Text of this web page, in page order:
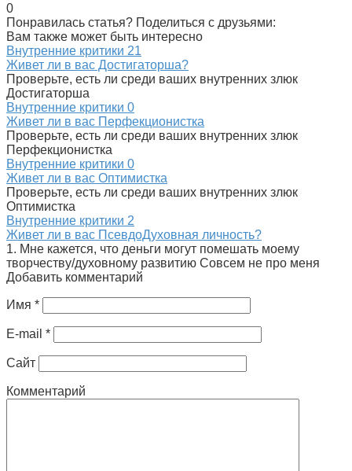
0
Понравилась статья? Поделиться с друзьями:
Вам также может быть интересно
Внутренние критики 21
Живет ли в вас Достигаторша?
Проверьте, есть ли среди ваших внутренних злюк
Достигаторша
Внутренние критики 0
Живет ли в вас Перфекционистка
Проверьте, есть ли среди ваших внутренних злюк
Перфекционистка
Внутренние критики 0
Живет ли в вас Оптимистка
Проверьте, есть ли среди ваших внутренних злюк
Оптимистка
Внутренние критики 2
Живет ли в вас ПсевдоДуховная личность?
1. Мне кажется, что деньги могут помешать моему
творчеству/духовному развитию Совсем не про меня
Добавить комментарий
Имя *
E-mail *
Сайт
Комментарий